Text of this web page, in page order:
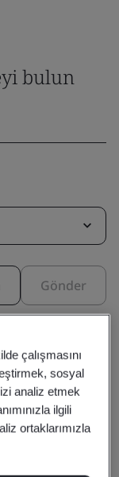
bulun
Gönder
çalışmasını
sosyal
analiz etmek
ilgili
ortaklarımızla